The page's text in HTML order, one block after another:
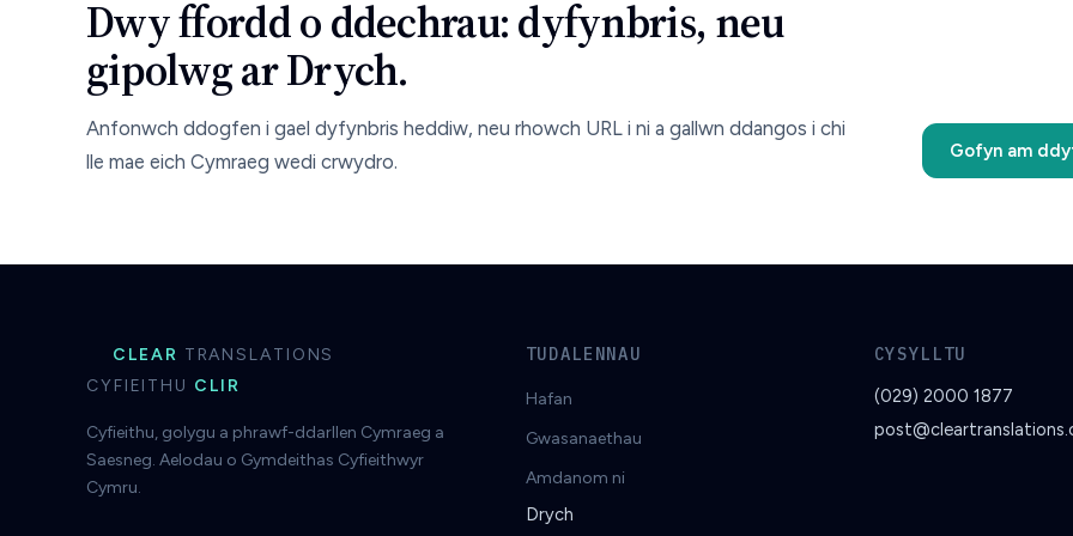
Dwy ffordd o ddechrau: dyfynbris, neu
gipolwg ar Drych.
Anfonwch ddogfen i gael dyfynbris heddiw, neu rhowch URL i ni a gallwn ddangos i chi
lle mae eich Cymraeg wedi crwydro.
Gofyn am
CLEAR TRANSLATIONS
CYFIEITHU CLIR
Cyfieithu, golygu a phrawf-ddarllen Cymraeg a
Saesneg. Aelodau o Gymdeithas Cyfieithwyr
Cymru.
TUDALENNAU
Hafan
Gwasanaethau
Amdanom ni
Drych
CYSYLLTU
(029) 2000 1877